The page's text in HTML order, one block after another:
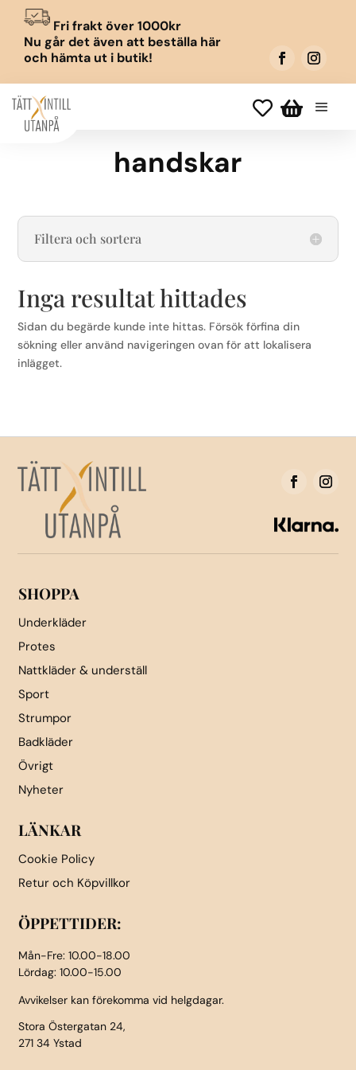
Fri frakt över 1000kr
Nu går det även att beställa här
och hämta ut i butik!
 
handskar
Filtera och sortera
Inga resultat hittades
Sidan du begärde kunde inte hittas. Försök förfina din
sökning eller använd navigeringen ovan för att lokalisera
inlägget.
SHOPPA
Underkläder
Protes
Nattkläder & underställ
Sport
Strumpor
Badkläder
Övrigt
Nyheter
LÄNKAR
Cookie Policy
Retur och Köpvillkor
ÖPPETTIDER:
Mån-Fre: 10.00-18.00
Lördag: 10.00-15.00
Avvikelser kan förekomma vid helgdagar.
Stora Östergatan 24,
271 34 Ystad